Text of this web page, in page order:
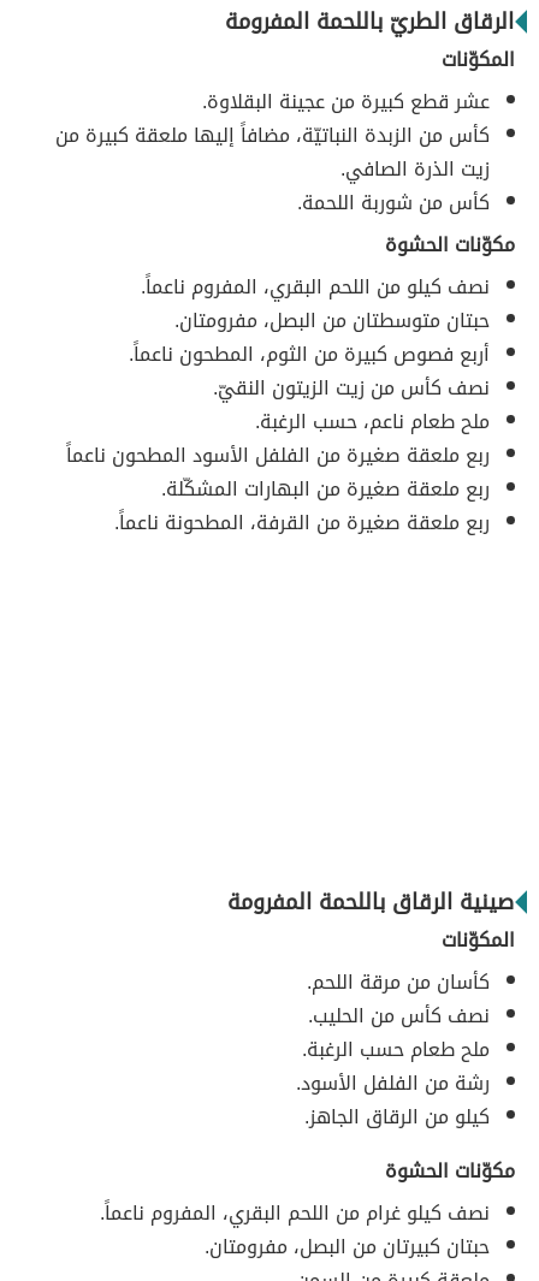
الرقاق الطريّ باللحمة المفرومة
المكوّنات
عشر قطع كبيرة من عجينة البقلاوة.
كأس من الزبدة النباتيّة، مضافاً إليها ملعقة كبيرة من
زيت الذرة الصافي.
كأس من شوربة اللحمة.
مكوّنات الحشوة
نصف كيلو من اللحم البقري، المفروم ناعماً.
حبتان متوسطتان من البصل، مفرومتان.
أربع فصوص كبيرة من الثوم، المطحون ناعماً.
نصف كأس من زيت الزيتون النقيّ.
ملح طعام ناعم، حسب الرغبة.
ربع ملعقة صغيرة من الفلفل الأسود المطحون ناعماً
ربع ملعقة صغيرة من البهارات المشكّلة.
ربع ملعقة صغيرة من القرفة، المطحونة ناعماً.
صينية الرقاق باللحمة المفرومة
المكوّنات
كأسان من مرقة اللحم.
نصف كأس من الحليب.
ملح طعام حسب الرغبة.
رشة من الفلفل الأسود.
كيلو من الرقاق الجاهز.
مكوّنات الحشوة
نصف كيلو غرام من اللحم البقري، المفروم ناعماً.
حبتان كبيرتان من البصل، مفرومتان.